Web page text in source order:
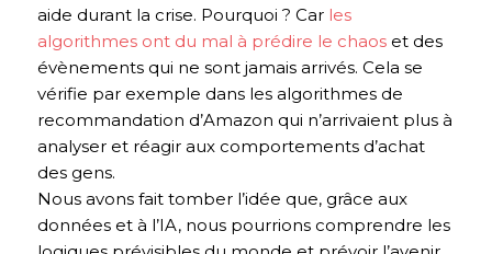
aide durant la crise. Pourquoi ? Car les
algorithmes ont du mal à prédire le chaoset des
évènements qui ne sont jamais arrivés. Cela se
vérifie par exemple dans les algorithmes de
recommandation d’Amazon qui n’arrivaient plus à
analyser et réagir aux comportements d’achat
des gens.
Nous avons fait tomber l’idée que, grâce aux
données et à l’IA, nous pourrions comprendre les